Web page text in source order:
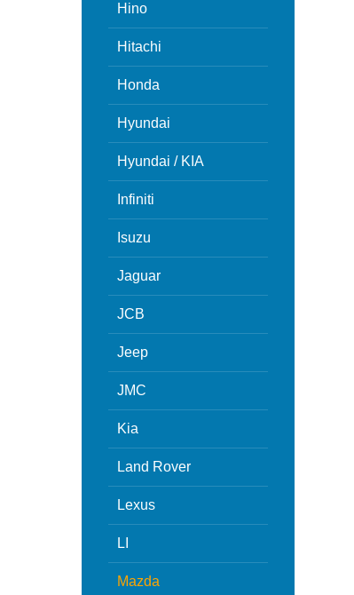
Hino
Hitachi
Honda
Hyundai
Hyundai / KIA
Infiniti
Isuzu
Jaguar
JCB
Jeep
JMC
Kia
Land Rover
Lexus
LI
Mazda